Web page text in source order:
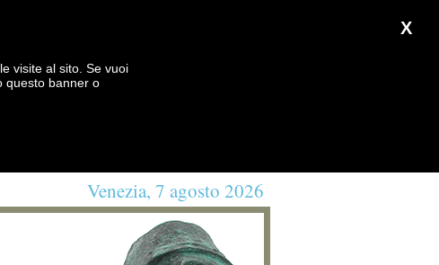
X
visite al sito. Se vuoi
questo banner o
Venezia, 7 agosto 2026